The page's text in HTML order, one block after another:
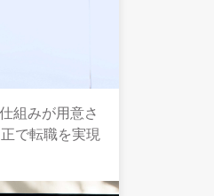
組みが用意さ
で転職を実現